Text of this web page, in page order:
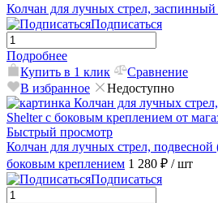
Колчан для лучных стрел,
Подписаться
Подробнее
Купить в 1 клик
Сравнение
В избранное
Недоступно
Быстрый просмотр
Колчан для лучных стрел, подвесной
боковым креплением 1 280 ₽ / шт
Подписаться